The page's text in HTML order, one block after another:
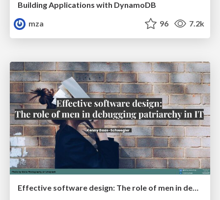
Building Applications with DynamoDB
mza
96 7.2k